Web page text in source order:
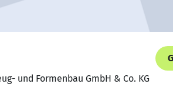
und Formenbau GmbH & Co. KG